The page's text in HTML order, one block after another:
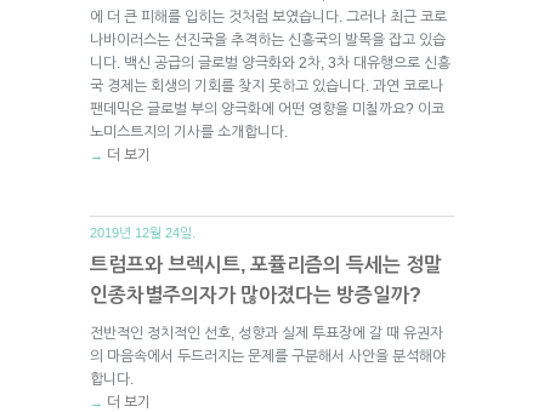
에 더 큰 피해를 입히는 것처럼 보였습니다. 그러나 최근 코로
나바이러스는 선진국을 추격하는 신흥국의 발목을 잡고 있습
니다. 백신 공급의 글로벌 양극화와 2차, 3차 대유행으로 신흥
국 경제는 회생의 기회를 찾지 못하고 있습니다. 과연 코로나
팬데믹은 글로벌 부의 양극화에 어떤 영향을 미칠까요? 이코
노미스트지의 기사를 소개합니다.
→ 더 보기
2019년 12월 24일.
트럼프와 브렉시트, 포퓰리즘의 득세는 정말
인종차별주의자가 많아졌다는 방증일까?
전반적인 정치적인 선호, 성향과 실제 투표장에 갈 때 유권자
의 마음속에서 두드러지는 문제를 구분해서 사안을 분석해야
합니다.
→ 더 보기